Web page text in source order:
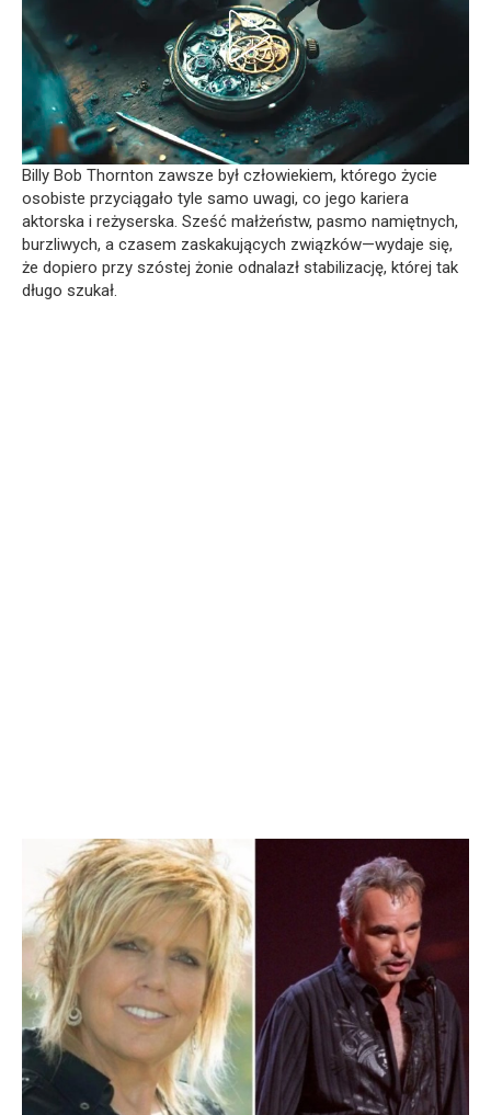
Billy Bob Thornton zawsze był człowiekiem, którego życie
osobiste przyciągało tyle samo uwagi, co jego kariera
aktorska i reżyserska. Sześć małżeństw, pasmo namiętnych,
burzliwych, a czasem zaskakujących związków—wydaje się,
że dopiero przy szóstej żonie odnalazł stabilizację, której tak
długo szukał.